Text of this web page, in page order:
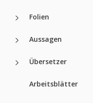
Folien
Aussagen
Übersetzer
Arbeitsblätter